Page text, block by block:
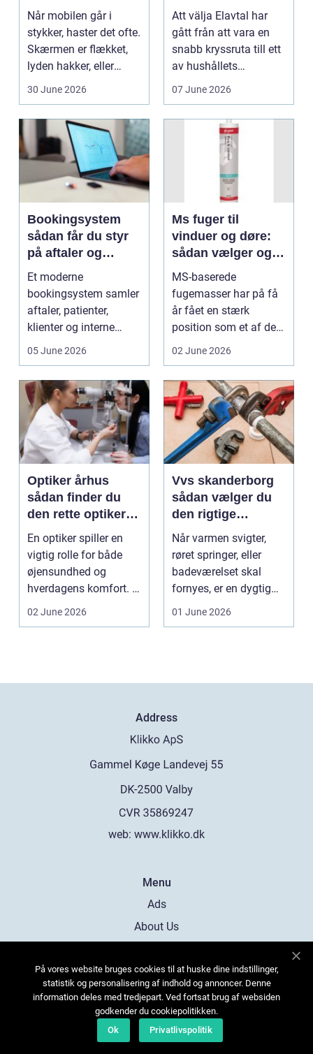
værksted
Når mobilen går i
stykker, haster det ofte.
Skærmen er flækket,
lyden hakker, eller
batteriet løber ...
30 June 2026
elmarknad
Att välja Elavtal har
gått från att vara en
snabb kryssruta till ett
av hushållets
viktigaste ekonom...
07 June 2026
Bookingsystem
sådan får du styr
på aftaler og
arbejdsgange
Et moderne
bookingsystem samler
aftaler, patienter,
klienter og interne
arbejdsgange ét sted. I
05 June 2026
Ms fuger til
vinduer og døre:
sådan vælger og
bruger du dem
rigtigt
MS-baserede
fugemasser har på få
år fået en stærk
position som et af de
mest alsidige valg til
02 June 2026
Optiker århus
sådan finder du
den rette optiker i
byen
En optiker spiller en
vigtig rolle for både
øjensundhed og
hverdagens komfort. I
en by som Aarhus, h...
02 June 2026
Vvs skanderborg
sådan vælger du
den rigtige
installatør
Når varmen svigter,
røret springer, eller
badeværelset skal
fornyes, er en dygtig
VVS-installatør gu...
01 June 2026
Address
web: www.klikko.dk
Menu
Ads
About Us
Contact
Sitemap
På vores website bruges cookies til at huske dine indstillinger,
statistik og personalisering af indhold og annoncer. Denne
information deles med tredjepart. Ved fortsat brug af websiden
godkender du cookiepolitikken.
Ok
Privatlivspolitik